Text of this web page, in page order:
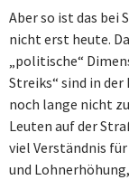
Aber so ist das bei
nicht erst heute.
„politische“
Streiks“ sind in
noch lange nicht
Leuten auf der
viel Verständnis
und